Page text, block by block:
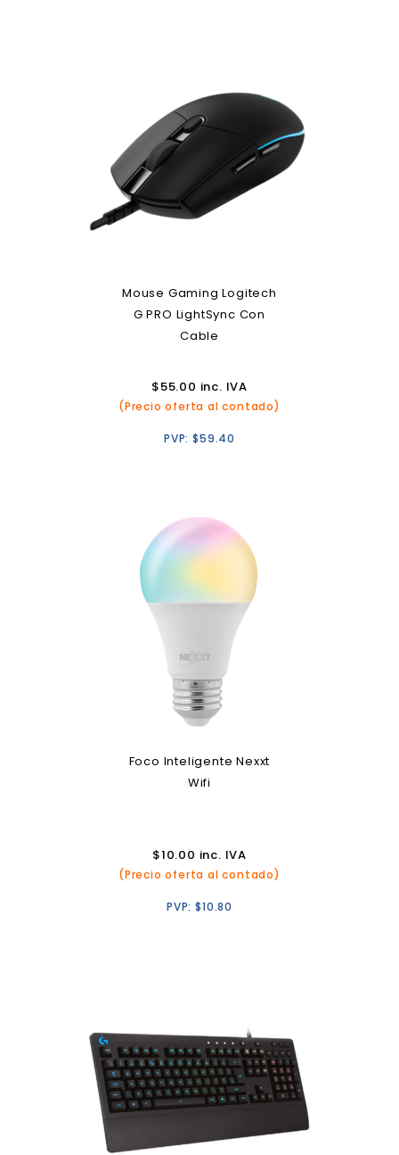
Mouse Gaming Logitech
G PRO LightSync Con
Cable
$55.00 inc. IVA
(Precio oferta al contado)
PVP:$59.40
Foco Inteligente Nexxt
Wifi
$10.00 inc. IVA
(Precio oferta al contado)
PVP:$10.80